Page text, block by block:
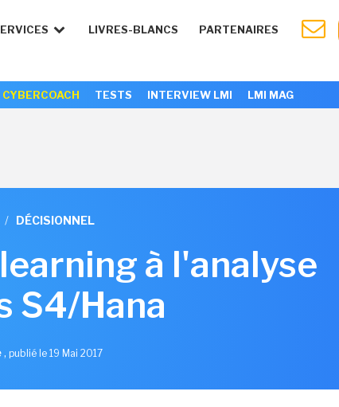
LIVRES-BLANCS PARTENAIRES
CYBERCOACH TESTS INTERVIEW LMI LMI MAG
/ DÉCISIONNEL
à l'analyse
S4/Hana
, publié le 19 Mai 2017